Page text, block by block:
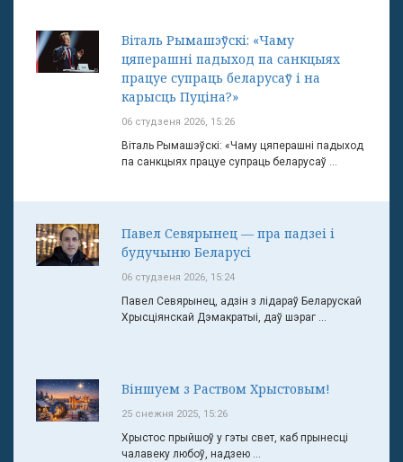
Віталь Рымашэўскі: «Чаму
цяперашні падыход па санкцыях
працуе супраць беларусаў і на
карысць Пуціна?»
06 студзеня 2026, 15:26
Віталь Рымашэўскі: «Чаму цяперашні падыход
па санкцыях працуе супраць беларусаў ...
Павел Севярынец — пра падзеі і
будучыню Беларусі
06 студзеня 2026, 15:24
Павел Севярынец, адзін з лідараў Беларускай
Хрысціянскай Дэмакратыі, даў шэраг ...
Віншуем з Раством Хрыстовым!
25 снежня 2025, 15:26
Хрыстос прыйшоў у гэты свет, каб прынесці
чалавеку любоў, надзею ...